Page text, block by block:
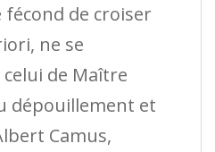
de croiser
ne se
de Maître
dépouillement et
Camus,